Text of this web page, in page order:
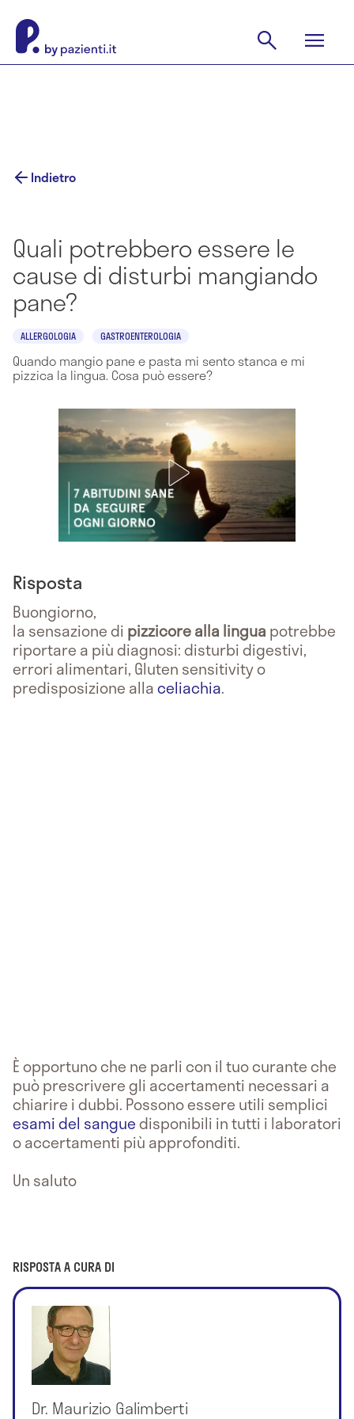
Indietro
Quali potrebbero essere le
cause di disturbi mangiando
pane?
ALLERGOLOGIA GASTROENTEROLOGIA
Quando mangio pane e pasta mi sento stanca e mi
pizzica la lingua. Cosa può essere?
Risposta
Buongiorno,
la sensazione di pizzicore alla lingua potrebbe
riportare a più diagnosi: disturbi digestivi,
errori alimentari, Gluten sensitivity o
predisposizione allaceliachia.
È opportuno che ne parli con il tuo curante che
può prescrivere gli accertamenti necessari a
chiarire i dubbi. Possono essere utili semplici
esami del sanguedisponibili in tutti i laboratori
o accertamenti più approfonditi.
Un saluto
RISPOSTA A CURA DI
Dr. Maurizio Galimberti